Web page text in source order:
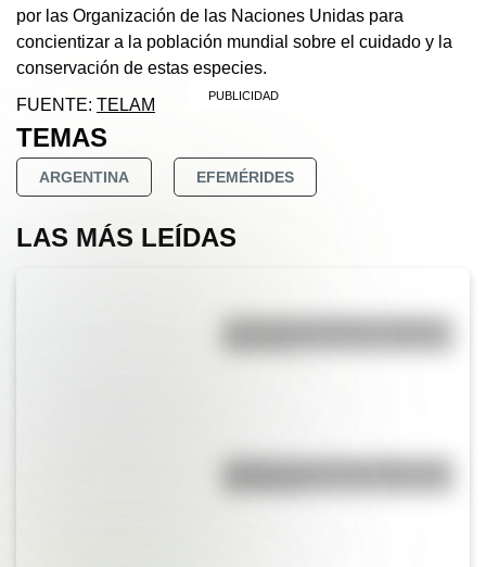
por las Organización de las Naciones Unidas para
concientizar a la población mundial sobre el cuidado y la
conservación de estas especies.
FUENTE: TELAM
TEMAS
ARGENTINA EFEMÉRIDES
LAS MÁS LEÍDAS
¿Sabías cómo fue la infancia de